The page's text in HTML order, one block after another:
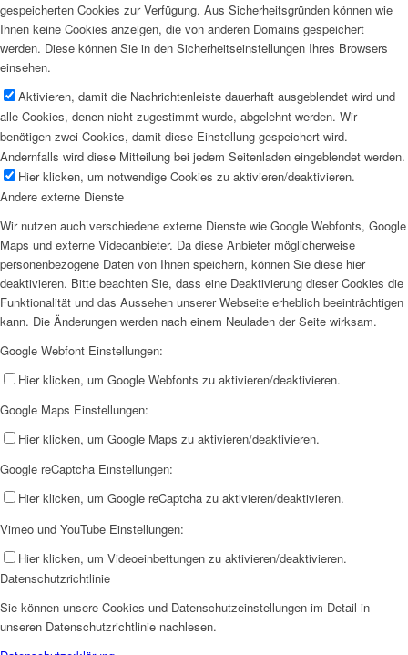
gespeicherten Cookies zur Verfügung. Aus Sicherheitsgründen können wie
Ihnen keine Cookies anzeigen, die von anderen Domains gespeichert
werden. Diese können Sie in den Sicherheitseinstellungen Ihres Browsers
einsehen.
Aktivieren, damit die Nachrichtenleiste dauerhaft ausgeblendet wird und
alle Cookies, denen nicht zugestimmt wurde, abgelehnt werden. Wir
benötigen zwei Cookies, damit diese Einstellung gespeichert wird.
Andernfalls wird diese Mitteilung bei jedem Seitenladen eingeblendet werden.
Hier klicken, um notwendige Cookies zu aktivieren/deaktivieren.
Andere externe Dienste
Wir nutzen auch verschiedene externe Dienste wie Google Webfonts, Google
Maps und externe Videoanbieter. Da diese Anbieter möglicherweise
personenbezogene Daten von Ihnen speichern, können Sie diese hier
deaktivieren. Bitte beachten Sie, dass eine Deaktivierung dieser Cookies die
Funktionalität und das Aussehen unserer Webseite erheblich beeinträchtigen
kann. Die Änderungen werden nach einem Neuladen der Seite wirksam.
Google Webfont Einstellungen:
Hier klicken, um Google Webfonts zu aktivieren/deaktivieren.
Google Maps Einstellungen:
Hier klicken, um Google Maps zu aktivieren/deaktivieren.
Google reCaptcha Einstellungen:
Hier klicken, um Google reCaptcha zu aktivieren/deaktivieren.
Vimeo und YouTube Einstellungen:
Hier klicken, um Videoeinbettungen zu aktivieren/deaktivieren.
Datenschutzrichtlinie
Sie können unsere Cookies und Datenschutzeinstellungen im Detail in
unseren Datenschutzrichtlinie nachlesen.